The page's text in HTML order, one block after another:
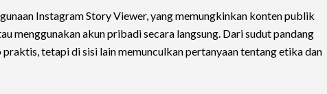
Instagram Story Viewer, yang memungkinkan konten publik
menggunakan akun pribadi secara langsung. Dari sudut pandang
praktis, tetapi di sisi lain memunculkan pertanyaan tentang etika dan